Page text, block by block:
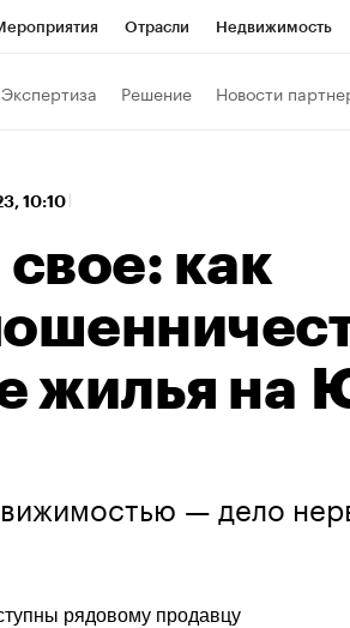
Отрасли Недвижимость
Экспертиза Решение Новости
10:10
как
жилья на
— дело
рядовому продавцу